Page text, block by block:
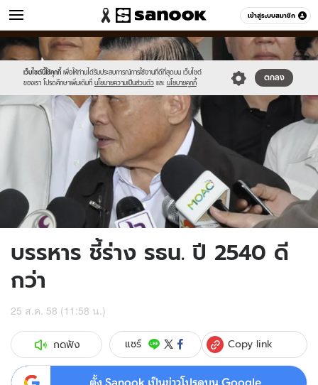
เข้าสู่ระบบสมาชิก
ข่าว หมวดอื่นๆ
เว็บไซต์นี้ใช้คุกกี้ เพื่อให้ท่านได้รับประสบการณ์การใช้งานที่ดีที่สุดบน เว็บไซต์
ของเรา โปรดศึกษาเพิ่มเติมที่ นโยบายความเป็นส่วนตัว และ นโยบายคุกกี้
ตกลง
Sanook
//s.isanook.com/sr/0/images/logo-
new-
sanook.png
600
60
//s.isanook.com/ns/0/ud/370/1853754/641385-
01.jpg
บรรหาร ชี้ร่าง รธน. ปี 2540 ดี
กว่า
25 ส.ค. 58 (11:58 น.)
กดฟัง แชร์ Copy link